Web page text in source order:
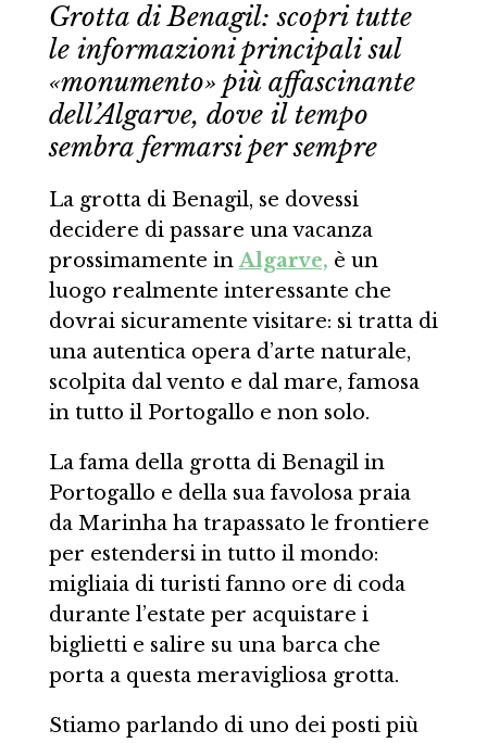
Grotta di Benagil: scopri tutte
le informazioni principali sul
«monumento» più affascinante
dell’Algarve, dove il tempo
sembra fermarsi per sempre
La grotta di Benagil, se dovessi
decidere di passare una vacanza
prossimamente inAlgarve, è un
luogo realmente interessante che
dovrai sicuramente visitare: si tratta di
una autentica opera d’arte naturale,
scolpita dal vento e dal mare, famosa
in tutto il Portogallo e non solo.
La fama della grotta di Benagil in
Portogallo e della sua favolosa praia
da Marinha ha trapassato le frontiere
per estendersi in tutto il mondo:
migliaia di turisti fanno ore di coda
durante l’estate per acquistare i
biglietti e salire su una barca che
porta a questa meravigliosa grotta.
Stiamo parlando di uno dei posti più